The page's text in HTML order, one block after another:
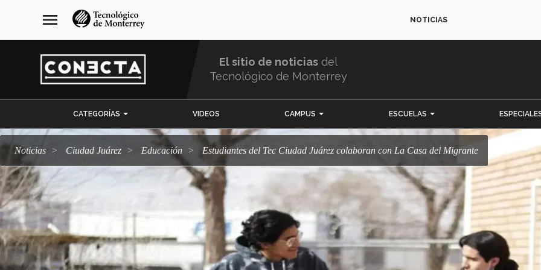
navegación
principal
menu NOTICIAS
El sitio de noticias del
Tecnológico de Monterrey
CATEGORÍAS VIDEOS CAMPUS ESCUELAS
Noticias Ciudad Juárez Educación Estudiantes del Tec Ciudad Juárez colaboran con La Casa del Migrante